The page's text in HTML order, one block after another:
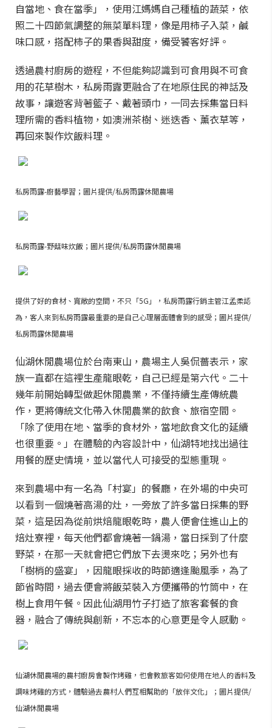
自當地、食在當季」，使用江媽媽自己種植的蔬菜，依
照二十四節氣調整的無菜單料理，像是用柿子入菜，鹹
味口感，搭配柿子的果香與甜度，備受饕客好評。
透過農村廚房的遊程，不但能夠認識到可食用與不可食
用的花草樹木，私房雨露更融合了在地原住民的神話及
故事，讓遊客背著籃子、戴著頭巾，一同去採集當日料
理所需的香料植物，如澳洲茶樹、迷迭香、薰衣草等，
再回來製作炊飯料理。
私房雨露-廚藝學習；圖片提供/私房雨露休閒農場
私房雨露-野菇味炊飯；圖片提供/私房雨露休閒農場
提供了好的食材、寬敞的空間，不只「5G」，私房雨露行銷主管江孟柔認
為，客人來到私房雨露最重要的是自己心理層面體會到的感受；圖片提供/
私房雨露休閒農場
仙湖休閒農場位於台南東山，農場主人吳侃薔表示，家
族一直都在這裡生產龍眼乾，自己已經是第六代。二十
幾年前開始轉型做起休閒農業，不僅持續生產傳統農
作，更將傳統文化帶入休閒農業的飲食、旅宿空間。
「除了使用在地、當季的食材外，當地飲食文化的延續
也很重要。」在體驗的內容設計中，仙湖特地找出過往
用餐的歷史情境，並以當代人可接受的型態重現。
來到農場中有一名為「村宴」的餐廳，在外場的中央可
以看到一個燒著高湯的灶，一旁放了許多當日採集的野
菜，這是因為從前烘焙龍眼乾時，農人便會住進山上的
焙灶寮裡，每天他們都會燒著一鍋湯，當日採到了什麼
野菜，在那一天就會把它們放下去燙來吃；另外也有
「樹梢的盛宴」，因龍眼採收的時節適逢颱風季，為了
節省時間，過去便會將飯菜裝入方便攜帶的竹筒中，在
樹上食用午餐。因此仙湖用竹子打造了旅客套餐的食
器，融合了傳統與創新，不忘本的心意更是令人感動。
仙湖休閒農場的農村廚房會製作烤雞，也會教旅客如何使用在地人的香料及
調味烤雞的方式，體驗過去農村人們互相幫助的「放伴文化」；圖片提供/
仙湖休閒農場